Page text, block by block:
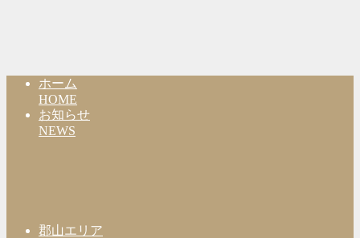
ホーム
HOME
お知らせ
NEWS
郡山エリア